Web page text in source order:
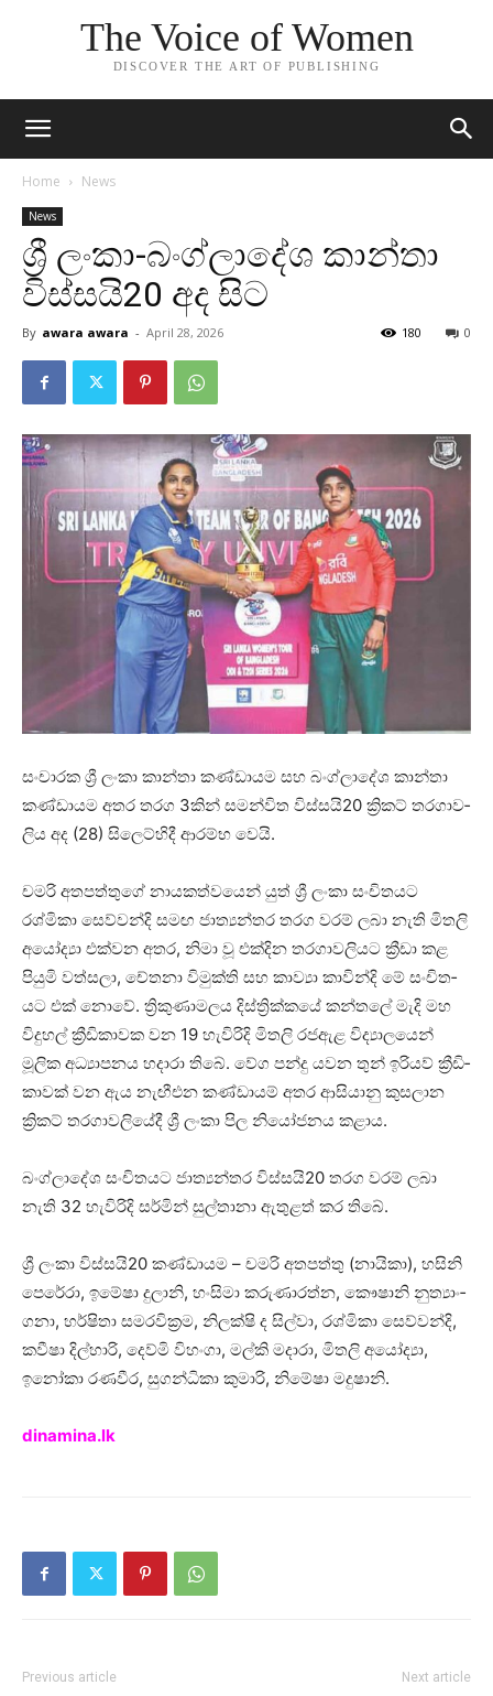
The Voice of Women
DISCOVER THE ART OF PUBLISHING
Home News
News
ශ්‍රී ලංකා-බංග්ලා­දේශ කාන්තා
විස්සයි20 අද සිට
By awara awara - April 28, 2026 0
180
සංචා­රක ශ්‍රී ලංකා කාන්තා කණ්ඩා­යම සහ බංග්ලා­දේශ කාන්තා
කණ්ඩා­යම අතර තරග 3කින් සම­න්විත විස්සයි20 ක්‍රිකට් තර­ගා­ව­
ලිය අද (28) සිලෙ­ට්හිදී ආරම්භ වෙයි.
චමරි අත­ප­ත්තුගේ නාය­ක­ත්ව­යෙන් යුත් ශ්‍රී ලංකා සංචි­ත­යට
රශ්මිකා සෙව්වන්දි සමඟ ජාත්‍ය­න්තර තරග වරම් ලබා නැති මිතලි
අයෝද්‍යා එක්වන අතර, නිමා වූ එක්දින තර­ගා­ව­ලි­යට ක්‍රීඩා කළ
පියුමි වත්සලා, චේතනා විමුක්ති සහ කාව්‍යා කාවින්දි මේ සංචි­ත­
යට එක් නොවේ. ත්‍රිකු­ණා­ම­ලය දිස්ත්‍රි­ක්කයේ කන්තලේ මැදි මහ
විදු­හල් ක්‍රීඩි­කා­වක වන 19 හැවි­රිදි මිතලි රජ­ඇළ විද්‍යා­ල­යෙන්
මූලික අධ්‍යා­ප­නය හදාරා තිබේ. වේග පන්දු යවන තුන් ඉරි­යව් ක්‍රීඩි­
කා­වක් වන ඇය නැඟී­එන කණ්ඩා­යම් අතර ආසි­යානු කුස­ලාන
ක්‍රිකට් තර­ගා­ව­ලි­යේදී ශ්‍රී ලංකා පිල නියෝ­ජ­නය කළාය.
බංග්ලා­දේශ සංචි­ත­යට ජාත්‍ය­න්තර විස්සයි20 තරග වරම් ලබා
නැති 32 හැවි­රිදි සර්මින් සුල්තානා ඇතු­ළත් කර තිබේ.
ශ්‍රී ලංකා විස්සයි20 කණ්ඩා­යම – චමරි අත­පත්තු (නායිකා), හසිනි
පෙරේරා, ඉමේෂා දුලානි, හංසිමා කරු­ණා­රත්න, කෞෂානි නුත්‍යාං­
ගනා, හර්ෂිතා සම­ර­වි­ක්‍රම, නිලක්ෂි ද සිල්වා, රශ්මිකා සෙව්වන්දි,
කවීෂා දිල්හාරි, දෙව්මි විහංගා, මල්කි මදාරා, මිතලි අයෝද්‍යා,
ඉනෝකා රණ­වීර, සුග­න්ධිකා කුමාරි, නිමේෂා මදු­ෂානි.
dinamina.lk
Previous article Next article